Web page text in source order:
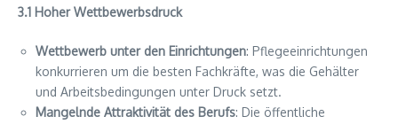
3.1 Hoher Wettbewerbsdruck
Wettbewerb unter den Einrichtungen: Pflegeeinrichtungen
konkurrieren um die besten Fachkräfte, was die Gehälter
und Arbeitsbedingungen unter Druck setzt.
Mangelnde Attraktivität des Berufs: Die öffentliche